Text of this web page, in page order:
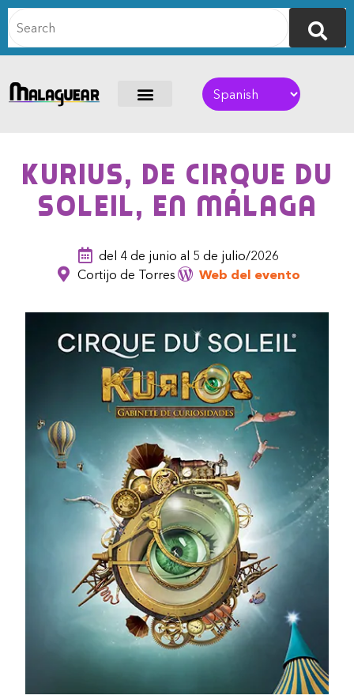
KURIUS, de Cirque du
Soleil, en Málaga
del 4 de junio al 5 de julio/2026
Cortijo de Torres
Web del evento